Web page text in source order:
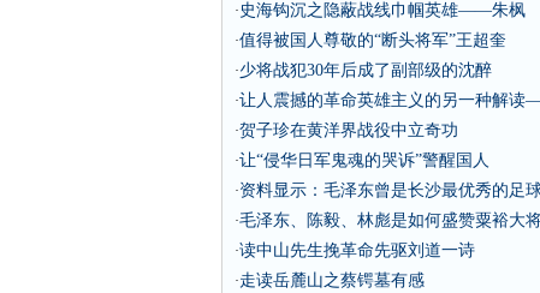
· 史海钩沉之隐蔽战线巾帼英雄——朱枫
·值得被国人尊敬的“断头将军”王超奎
·少将战犯30年后成了副部级的沈醉
·让人震撼的革命英雄主义的另一种解
·贺子珍在黄洋界战役中立奇功
·让“侵华日军鬼魂的哭诉”警醒国人
·资料显示：毛泽东曾是长沙最优秀的足
·毛泽东、陈毅、林彪是如何盛赞粟裕大
·读中山先生挽革命先驱刘道一诗
·走读岳麓山之蔡锷墓有感